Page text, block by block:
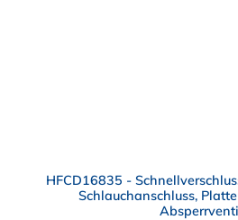
HFCD16835 -
Schlauchanschluss,